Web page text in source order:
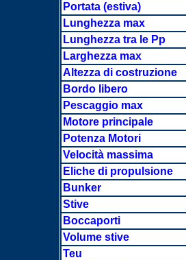
Portata(estiva)
Lunghezza max
Lunghezza tra le Pp
Larghezza max
Altezza di costruzione
Bordo libero
Pescaggio max
Motore principale
Potenza Motori
Velocità massima
Eliche di propulsione
Bunker
Stive
Boccaporti
Volume stive
Teu